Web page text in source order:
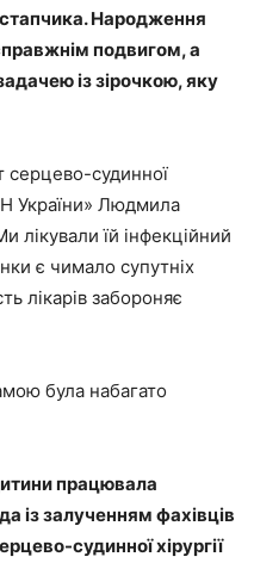
Народження
подвигом, а
із зірочкою, яку
серцево-судинної
України» Людмила
лікували їй інфекційний
є чимало супутніх
лікарів забороняє
була набагато
працювала
із залученням фахівців
судинної хірургії